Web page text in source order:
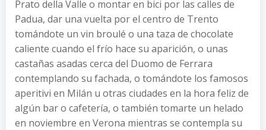
Prato della Valle o montar en bici por las calles de
Padua, dar una vuelta por el centro de Trento
tomándote un vin broulé o una taza de chocolate
caliente cuando el frío hace su aparición, o unas
castañas asadas cerca del Duomo de Ferrara
contemplando su fachada, o tomándote los famosos
aperitivi en Milán u otras ciudades en la hora feliz de
algún bar o cafetería, o también tomarte un helado
en noviembre en Verona mientras se contempla su